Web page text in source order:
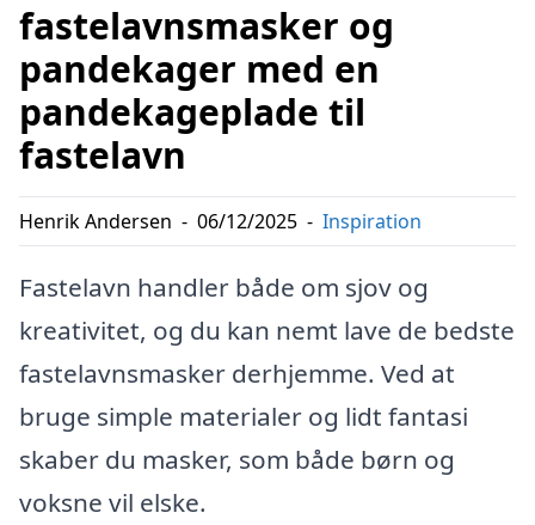
fastelavnsmasker og
pandekager med en
pandekageplade til
fastelavn
Henrik Andersen - 06/12/2025 - Inspiration
Fastelavn handler både om sjov og
kreativitet, og du kan nemt lave de bedste
fastelavnsmasker derhjemme. Ved at
bruge simple materialer og lidt fantasi
skaber du masker, som både børn og
voksne vil elske.